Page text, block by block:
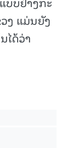
ງ ແມ່ນຍັງ
ໄດ້ວ່າ